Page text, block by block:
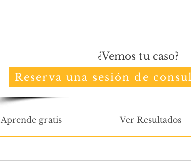
¿Vemos tu caso?
Reserva una sesión de
Aprende gratis Ver Resultados